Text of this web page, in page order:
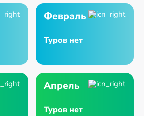
Февраль
Туров нет
Апрель
Туров нет